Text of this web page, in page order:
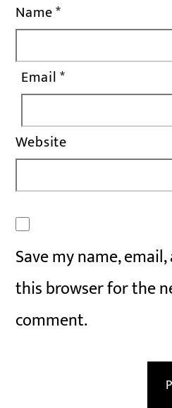
Name*
Email*
Website
Save my name,
this browser for the
comment.